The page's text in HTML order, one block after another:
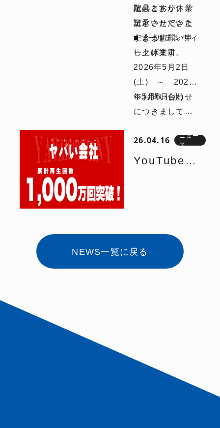
記のとおり休業
日とさせていた
だきます。
たしますが、ご
了承いただきま
すようお願い申
し上げます。
敬具
記
■ゴールデンウィ
ーク休業日
2026年5月2日
(土) ～ 2026
年5月6日(水)
※お問い合わせ
につきましては
(木)以降、順次ご
連絡させて頂き
26.04.16
ニュー
ス
YouTubeチ
@HRteam』
累計1,000万
NEWS一覧に戻る